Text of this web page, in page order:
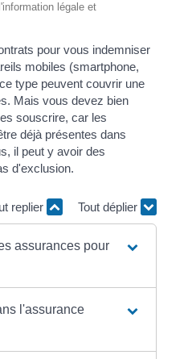
légale et
pour vous indemniser
mobiles (smartphone,
type peuvent couvrir une
Mais vous devez bien
souscrire, car les
déjà présentes dans
il peut y avoir des
d'exclusion.
replier Tout déplier
assurances pour
l'assurance